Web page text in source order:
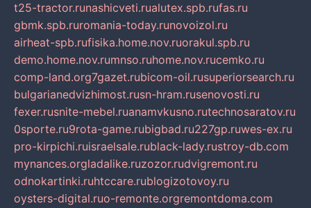
t25-tractor.runashicveti.rualutex.spb.rufas.ru
gbmk.spb.ruromania-today.runovoizol.ru
airheat-spb.rufisika.home.nov.ruorakul.spb.ru
demo.home.nov.rumnso.ruhome.nov.rucemko.ru
comp-land.org7gazet.rubicom-oil.rusuperiorsearch.ru
bulgarianedvizhimost.rusn-hram.rusenovosti.ru
fexer.rusnite-mebel.ruanamvkusno.rutechnosaratov.ru
0sporte.ru9rota-game.rubigbad.ru227gp.ruwes-ex.ru
pro-kirpichi.ruisraelsale.rublack-lady.rustroy-db.com
mynances.orgladalike.ruzozor.rudvigremont.ru
odnokartinki.ruhtccare.rublogizotovoy.ru
oysters-digital.ruo-remonte.orgremontdoma.com